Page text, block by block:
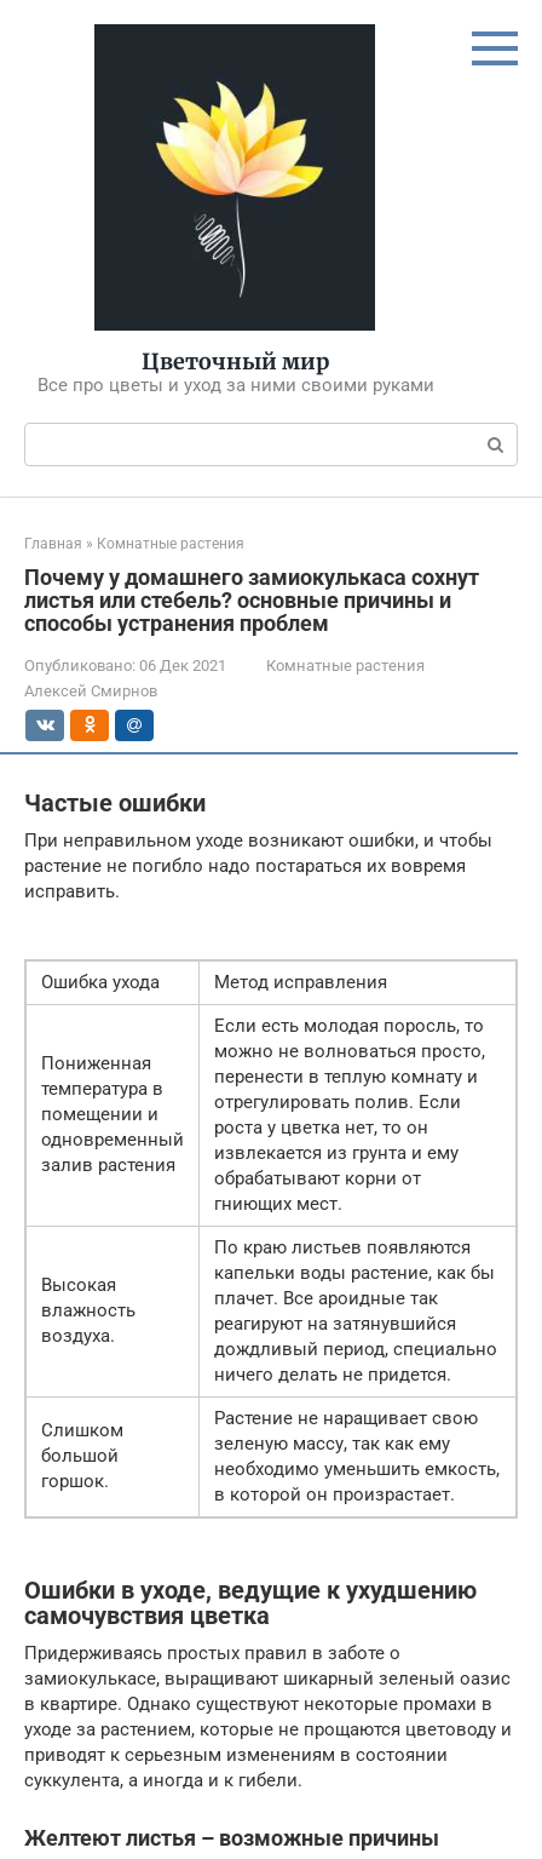
Цветочный мир
Все про цветы и уход за ними своими руками
Поиск:
Главная » Комнатные растения
Почему у домашнего замиокулькаса сохнут
листья или стебель? основные причины и
способы устранения проблем
Опубликовано: 06 Дек 2021
Комнатные растения
Алексей Смирнов
Частые ошибки
При неправильном уходе возникают ошибки, и чтобы
растение не погибло надо постараться их вовремя
исправить.
Ошибка ухода Метод исправления
Пониженная
температура в
помещении и
одновременный
залив растения
Если есть молодая поросль, то
можно не волноваться просто,
перенести в теплую комнату и
отрегулировать полив. Если
роста у цветка нет, то он
извлекается из грунта и ему
обрабатывают корни от
гниющих мест.
Высокая
влажность
воздуха.
По краю листьев появляются
капельки воды растение, как бы
плачет. Все ароидные так
реагируют на затянувшийся
дождливый период, специально
ничего делать не придется.
Слишком
большой
горшок.
Растение не наращивает свою
зеленую массу, так как ему
необходимо уменьшить емкость,
в которой он произрастает.
Ошибки в уходе, ведущие к ухудшению
самочувствия цветка
Придерживаясь простых правил в заботе о
замиокулькасе, выращивают шикарный зеленый оазис
в квартире. Однако существуют некоторые промахи в
уходе за растением, которые не прощаются цветоводу и
приводят к серьезным изменениям в состоянии
суккулента, а иногда и к гибели.
Желтеют листья – возможные причины